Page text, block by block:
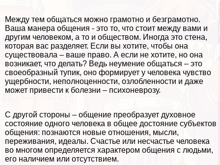
Между тем общаться можно грамотно и безграмотно.
Ваша манера общения - это то, что стоит между вами и
другим человеком, а то и обществом. Иногда это стена,
которая вас разделяет. Если вы хотите, чтобы она
существовала – ваше право. А если не хотите, но она
возникает, что делать? Ведь неумение общаться – это
своеобразный тупик, оно формирует у человека чувство
ущербности, неполноценности, озлобленности и даже
может привести к болезни – психоневрозу.
С другой стороны – общение преобразует духовное
состояние одного человека в общее достояние субъектов
общения: познаются новые отношения, мысли,
переживания, идеалы. Счастье или несчастье человека
во многом определяется хаpaктером общения с людьми,
его наличием или отсутствием.